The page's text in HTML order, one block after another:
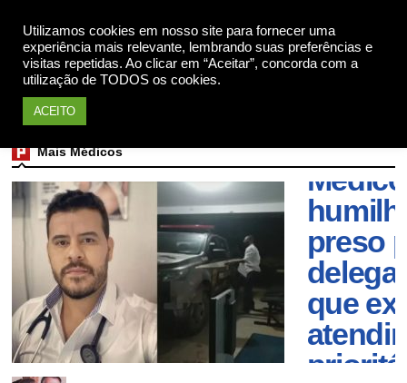
Utilizamos cookies em nosso site para fornecer uma
experiência mais relevante, lembrando suas preferências e
visitas repetidas. Ao clicar em “Aceitar”, concorda com a
utilização de TODOS os cookies.
ACEITO
Mais Médicos
preso
que